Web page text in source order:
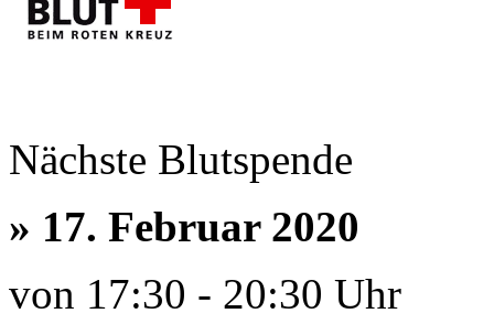
Nächste Blutspende
» 17. Februar 2020
von 17:30 - 20:30 Uhr